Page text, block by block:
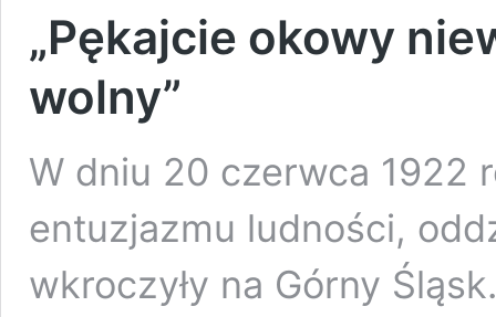
„Pękajcie okowy
wolny”
W dniu 20 czerwca 1922
entuzjazmu ludności,
wkroczyły na Górny